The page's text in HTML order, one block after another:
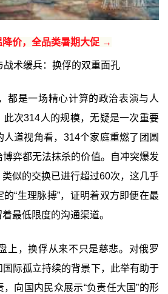
价，全品类暑期大促 →
战术缓兵：换俘的双重面孔
都是一场精心计算的政治表演与人
此次314人的规模，无疑是一次重要
道视角看，314个家庭重燃了团圆
弈都无法抹杀的价值。自冲突爆发
似的交换已进行超过60次，这几乎
“生理脉搏”，证明着双方即便在最
最低限度的沟通渠道。
上，换俘从来不只是慈悲。对俄罗
际孤立持续的背景下，此举有助于
向国内民众展示“负责任大国”的形